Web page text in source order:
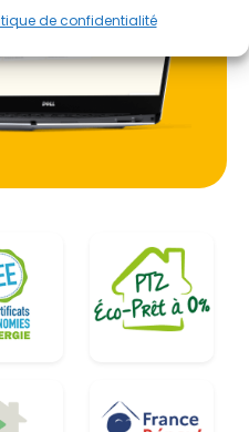
de confidentialité
en compte ces
ventilation pérennes,
modernes
qu'aux maisons de